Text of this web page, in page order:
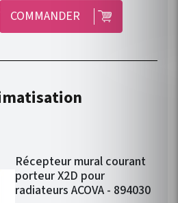
COMMANDER
Récepteur mural courant
porteur X2D pour
radiateurs ACOVA - 894030